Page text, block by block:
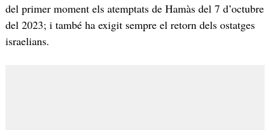
del primer moment els atemptats de Hamàs del 7 d’octubre
del 2023; i també ha exigit sempre el retorn dels ostatges
israelians.